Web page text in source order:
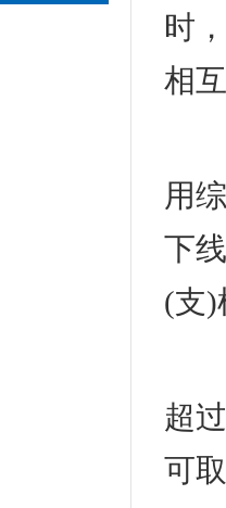
时
相
用
下
(支)
超
可